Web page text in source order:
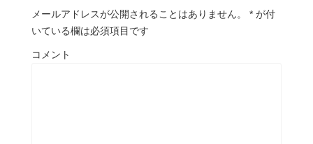
メールアドレスが公開されることはありません。 * が付
いている欄は必須項目です
コメント